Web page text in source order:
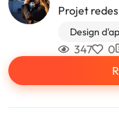
Projet
Design
347 0